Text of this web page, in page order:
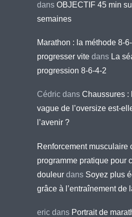
dans OBJECTIF 45 min
semaines
Marathon : la méthode 8-
progresser vite dans La
progression 8-6-4-2
Cédric dans Chaussures :
vague de l’oversize est-
l’avenir ?
Renforcement musculaire
programme pratique pour
douleur dans Soyez plus
grâce à l’entraînement de
eric dans Portrait de